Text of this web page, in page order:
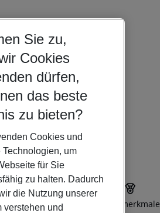
Hotelmerkmale
Sie zu,
Cookies
dürfen,
das beste
zu bieten?
Cookies und
um
für Sie
zu halten. Dadurch
die Nutzung unserer
verstehen und